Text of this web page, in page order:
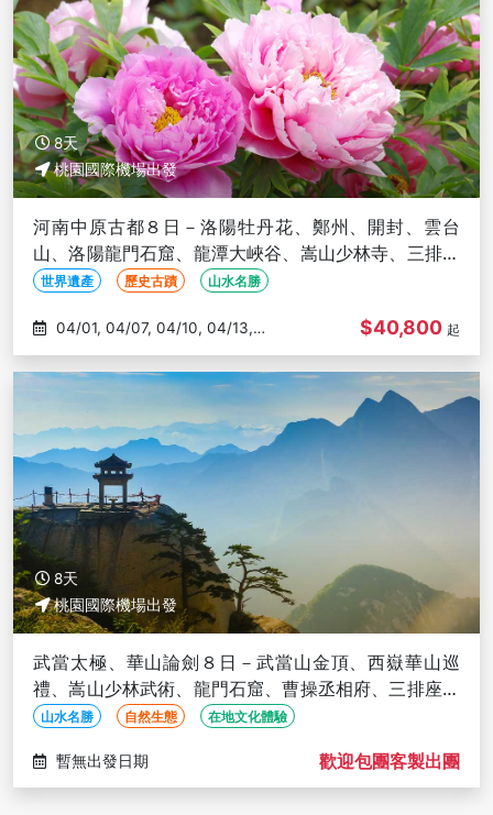
8天
桃園國際機場出發
河南中原古都８日－洛陽牡丹花、鄭州、開封、雲台
山、洛陽龍門石窟、龍潭大峽谷、嵩山少林寺、三排座
椅 (文化參訪)
世界遺產 歷史古蹟 山水名勝
04/16
$40,800 起
8天
桃園國際機場出發
武當太極、華山論劍８日－武當山金頂、西嶽華山巡
禮、嵩山少林武術、龍門石窟、曹操丞相府、三排座巴
士(文化參訪)
山水名勝 自然生態 在地文化體驗
暫無出發日期 歡迎包團客製出團